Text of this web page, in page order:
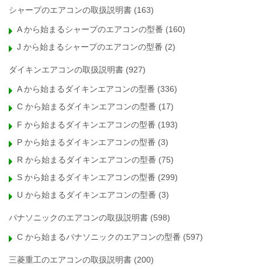
シャープのエアコンの取扱説明書 (163)
A から始まるシャープのエアコンの型番 (160)
J から始まるシャープのエアコンの型番 (2)
ダイキンエアコンの取扱説明書 (927)
A から始まるダイキンエアコンの型番 (336)
C から始まるダイキンエアコンの型番 (17)
F から始まるダイキンエアコンの型番 (193)
P から始まるダイキンエアコンの型番 (3)
R から始まるダイキンエアコンの型番 (75)
S から始まるダイキンエアコンの型番 (299)
U から始まるダイキンエアコンの型番 (3)
パナソニックのエアコンの取扱説明書 (598)
C から始まるパナソニックのエアコンの型番 (597)
三菱重工のエアコンの取扱説明書 (200)